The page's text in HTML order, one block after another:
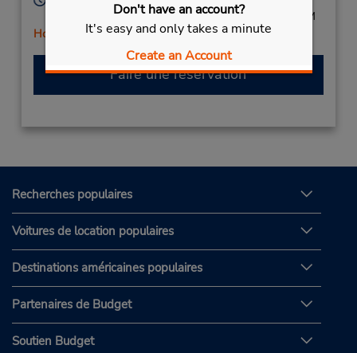
Don't have an account?
It's easy and only takes a minute
Create an Account
Sun - Thu 8:00 AM - 5:00 PM; Fri 8:00 AM - 1:00 PM
Holiday Hours
Faire une réservation
Recherches populaires
Voitures de location populaires
Destinations américaines populaires
Partenaires de Budget
Soutien Budget